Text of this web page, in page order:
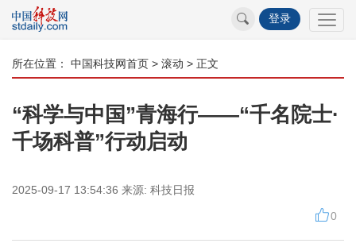
登录
所在位置： 中国科技网首页 > 滚动 > 正文
“科学与中国”青海行——“千名院士·
千场科普”行动启动
2025-09-17 13:54:36 来源: 科技日报
0